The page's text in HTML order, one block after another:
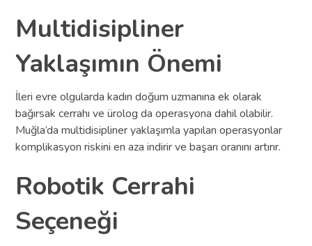
Multidisipliner
Yaklaşımın Önemi
İleri evre olgularda kadın doğum uzmanına ek olarak
bağırsak cerrahı ve ürolog da operasyona dahil olabilir.
Muğla’da multidisipliner yaklaşımla yapılan operasyonlar
komplikasyon riskini en aza indirir ve başarı oranını artırır.
Robotik Cerrahi
Seçeneği